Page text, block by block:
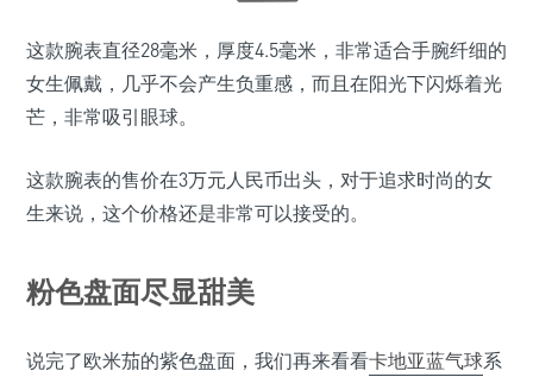
这款腕表直径28毫米，厚度4.5毫米，非常适合手腕纤细的
女生佩戴，几乎不会产生负重感，而且在阳光下闪烁着光
芒，非常吸引眼球。
这款腕表的售价在3万元人民币出头，对于追求时尚的女
生来说，这个价格还是非常可以接受的。
粉色盘面尽显甜美
说完了欧米茄的紫色盘面，我们再来看看卡地亚蓝气球系